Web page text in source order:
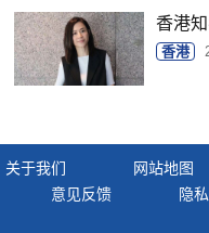
香港
香港
关于我们 网站地图
意见反馈
隐